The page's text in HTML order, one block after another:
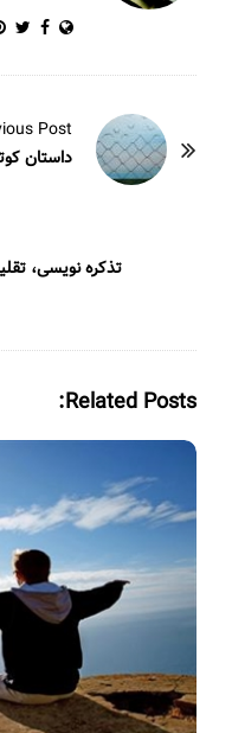
Post:
داستان
تذکره نویسی،
Related Posts: